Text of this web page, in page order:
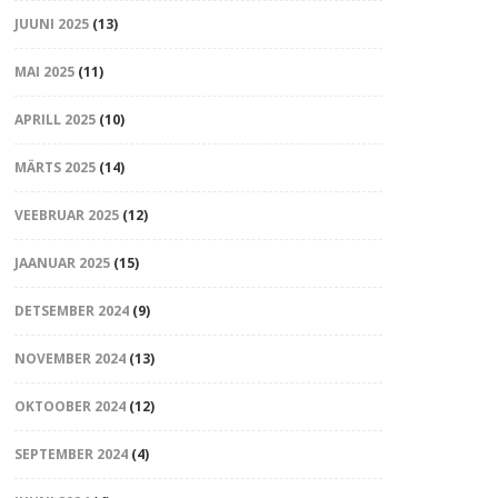
JUUNI 2025(13)
MAI 2025(11)
APRILL 2025(10)
MÄRTS 2025(14)
VEEBRUAR 2025(12)
JAANUAR 2025(15)
DETSEMBER 2024(9)
NOVEMBER 2024(13)
OKTOOBER 2024(12)
SEPTEMBER 2024(4)